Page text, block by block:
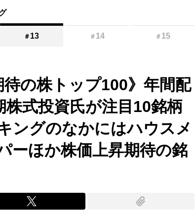
＃ 13 ＃ 14 ＃ 15
待の株トップ100》年間配
株式投資氏が注目10銘柄
ングのなかにはハウスメ
ーほか株価上昇期待の銘